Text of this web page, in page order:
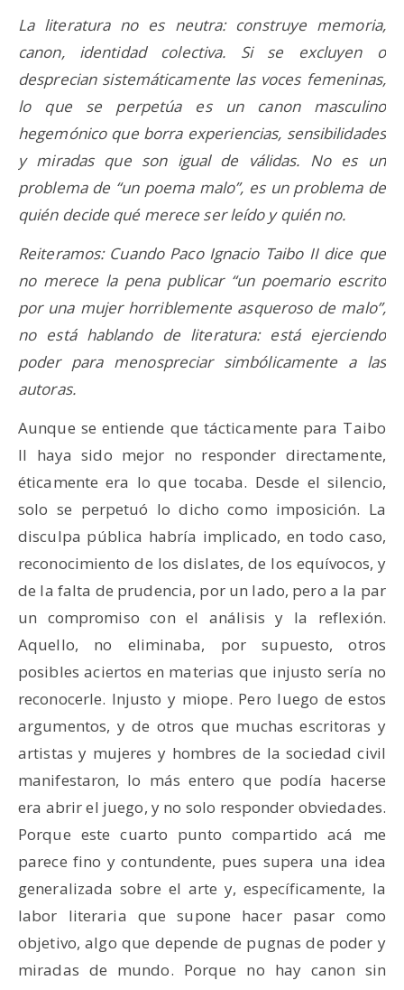
La literatura no es neutra: construye memoria,
canon, identidad colectiva. Si se excluyen o
desprecian sistemáticamente las voces femeninas,
lo que se perpetúa es un canon masculino
hegemónico que borra experiencias, sensibilidades
y miradas que son igual de válidas. No es un
problema de “un poema malo”, es un problema de
quién decide qué merece ser leído y quién no.
Reiteramos: Cuando Paco Ignacio Taibo II dice que
no merece la pena publicar “un poemario escrito
por una mujer horriblemente asqueroso de malo”,
no está hablando de literatura: está ejerciendo
poder para menospreciar simbólicamente a las
autoras.
Aunque se entiende que tácticamente para Taibo
II haya sido mejor no responder directamente,
éticamente era lo que tocaba. Desde el silencio,
solo se perpetuó lo dicho como imposición. La
disculpa pública habría implicado, en todo caso,
reconocimiento de los dislates, de los equívocos, y
de la falta de prudencia, por un lado, pero a la par
un compromiso con el análisis y la reflexión.
Aquello, no eliminaba, por supuesto, otros
posibles aciertos en materias que injusto sería no
reconocerle. Injusto y miope. Pero luego de estos
argumentos, y de otros que muchas escritoras y
artistas y mujeres y hombres de la sociedad civil
manifestaron, lo más entero que podía hacerse
era abrir el juego, y no solo responder obviedades.
Porque este cuarto punto compartido acá me
parece fino y contundente, pues supera una idea
generalizada sobre el arte y, específicamente, la
labor literaria que supone hacer pasar como
objetivo, algo que depende de pugnas de poder y
miradas de mundo. Porque no hay canon sin